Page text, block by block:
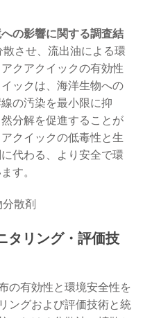
の影響に関する調査結
させ、流出油による環
クアクイックの有効性
ックは、海洋生物への
の汚染を最小限に抑
分解を促進することが
クイックの低毒性と生
代わる、より安全で環
す。
散剤
タリング・評価技
の有効性と環境安全性を
ングおよび評価技術と統